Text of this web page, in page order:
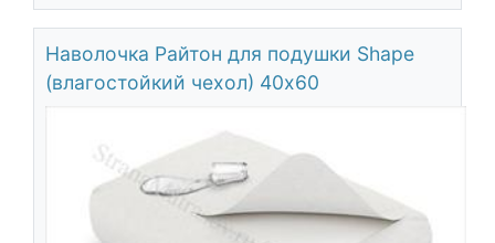
Наволочка Райтон для подушки Shape
(влагостойкий чехол) 40х60